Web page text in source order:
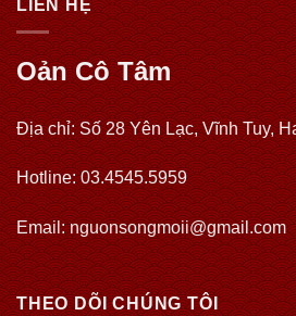
LIÊN HỆ
Oản Cô Tâm
Địa chỉ: Số 28 Yên Lạc, Vĩnh Tuy,
Hotline: 03.4545.5959
Email: nguonsongmoii@gmail.com
THEO DÕI CHÚNG TÔI